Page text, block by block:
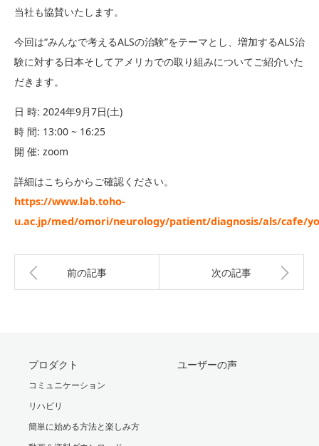
当社も協賛いたします。
今回は“みんなで考えるALSの治験”をテーマとし、増加するALS治
験に対する日本そしてアメリカでの取り組みについてご紹介いた
だきます。
日 時: 2024年9月7日(土)
時 間: 13:00 ~ 16:25
開 催: zoom
詳細はこちらからご確認ください。
https://www.lab.toho-
u.ac.jp/med/omori/neurology/patient/diagnosis/als/cafe/
前の記事 次の記事
プロダクト
コミュニケーション
リハビリ
簡単に始める方法と楽しみ方
ユーザーの声